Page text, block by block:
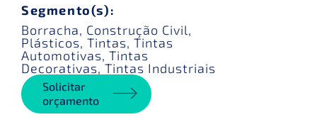
Segmento(s):
Borracha, Construção Civil,
Plásticos, Tintas, Tintas
Automotivas, Tintas
Decorativas, Tintas Industriais
Solicitar
orçamento